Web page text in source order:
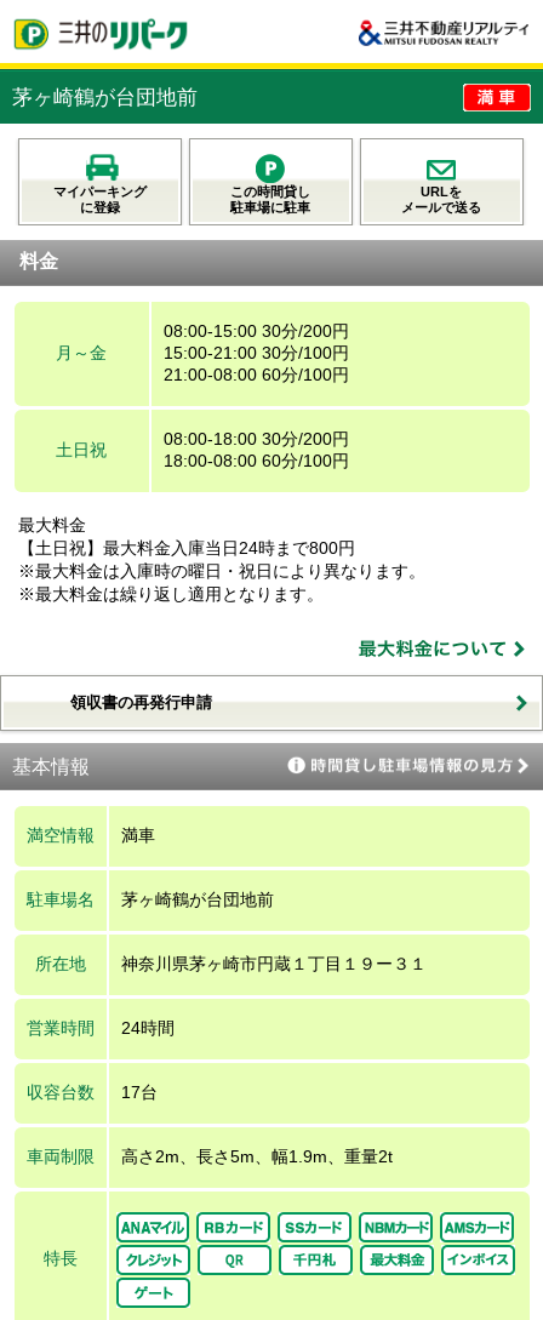
茅ヶ崎鶴が台団地前
マイパーキング
に登録
この時間貸し
駐車場に駐車
URLを
メールで送る
料金
月～金
08:00-15:00 30分/200円
15:00-21:00 30分/100円
21:00-08:00 60分/100円
土日祝
08:00-18:00 30分/200円
18:00-08:00 60分/100円
最大料金
【土日祝】最大料金入庫当日24時まで800円
※最大料金は入庫時の曜日・祝日により異なります。
※最大料金は繰り返し適用となります。
領収書の再発行申請
基本情報
満空情報 満車
駐車場名 茅ヶ崎鶴が台団地前
所在地 神奈川県茅ヶ崎市円蔵１丁目１９ー３１
営業時間 24時間
収容台数 17台
車両制限 高さ2m、長さ5m、幅1.9m、重量2t
特長